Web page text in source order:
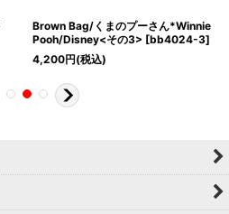
Brown Bag/くまのプーさん*Winnie
Pooh/Disney<その3> [bb4024-3]
4,200円(税込)